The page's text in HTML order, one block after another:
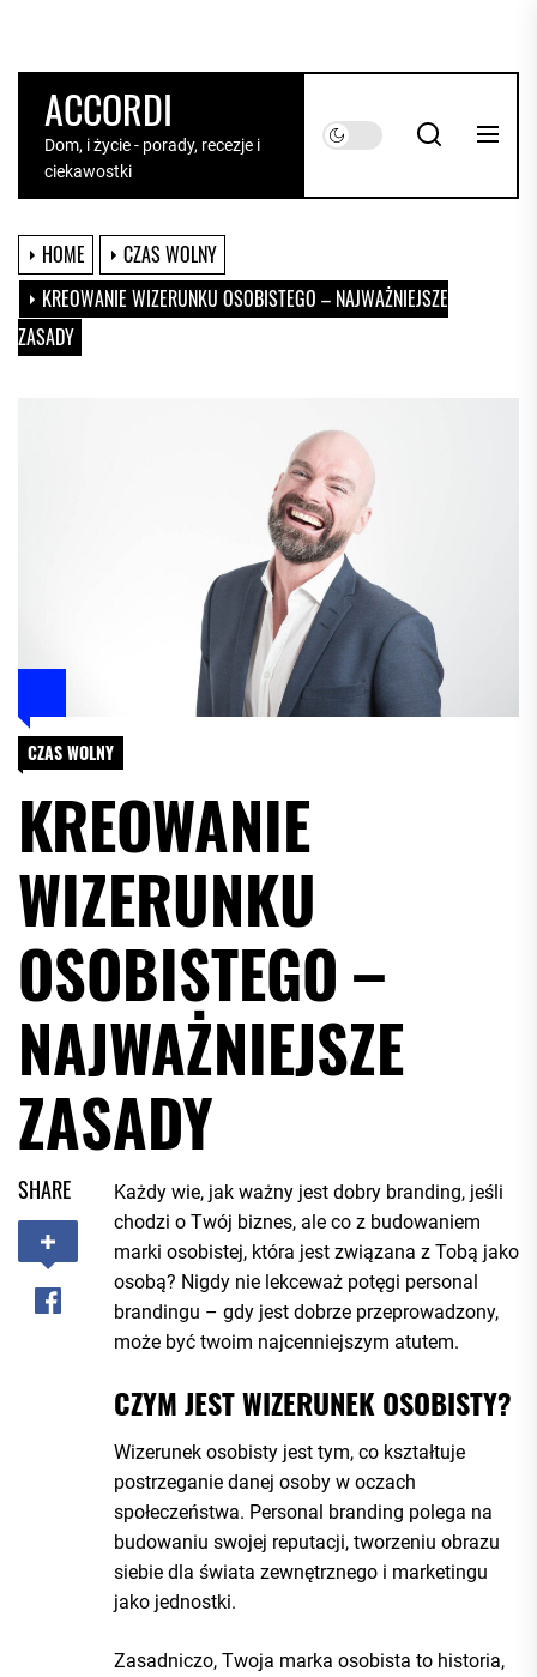
the
contentACCORDI
Dom, i życie - porady, recezje i
ciekawostki
HOME
CZAS WOLNY
KREOWANIE WIZERUNKU OSOBISTEGO – NAJWAŻNIEJSZE
ZASADY
CZAS WOLNY
KREOWANIE
WIZERUNKU
OSOBISTEGO –
NAJWAŻNIEJSZE
ZASADY
SHARE
Każdy wie, jak ważny jest dobry branding, jeśli
chodzi o Twój biznes, ale co z budowaniem
marki osobistej, która jest związana z Tobą jako
osobą? Nigdy nie lekceważ potęgi personal
brandingu – gdy jest dobrze przeprowadzony,
może być twoim najcenniejszym atutem.
CZYM JEST WIZERUNEK OSOBISTY?
Wizerunek osobisty jest tym, co kształtuje
postrzeganie danej osoby w oczach
społeczeństwa. Personal branding polega na
budowaniu swojej reputacji, tworzeniu obrazu
siebie dla świata zewnętrznego i marketingu
jako jednostki.
Zasadniczo, Twoja marka osobista to historia,